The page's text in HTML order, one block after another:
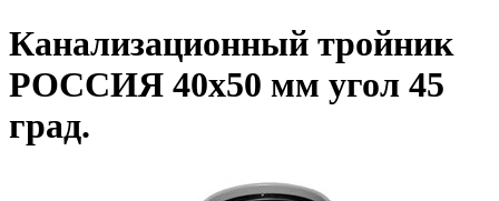
Канализационный тройник
РОССИЯ 40х50 мм угол 45
град.